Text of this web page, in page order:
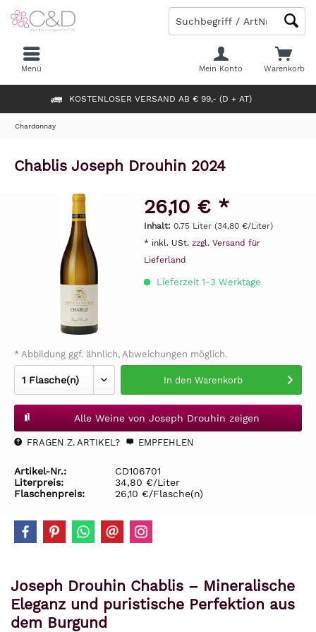
KOSTENLOSER VERSAND AB € 99,- (D + AT)
Warenkorb
Mein Konto
Menü
Chardonnay
Chablis Joseph Drouhin 2024
26,10 € *
Inhalt: 0.75 Liter (34,80 €/Liter)
* inkl. USt. zzgl. Versand für
Lieferland
Lieferzeit 1-3 Werktage
* Abbildung ggf. ähnlich, Abweichungen möglich.
In den Warenkorb
Alle Weine von Joseph Drouhin zeigen
FRAGEN Z. ARTIKEL? EMPFEHLEN
Artikel-Nr.:
CD106701
Literpreis:
34,80 €/Liter
Flaschenpreis:
26,10 €/Flasche(n)
Joseph Drouhin Chablis – Mineralische
Eleganz und puristische Perfektion aus
dem Burgund